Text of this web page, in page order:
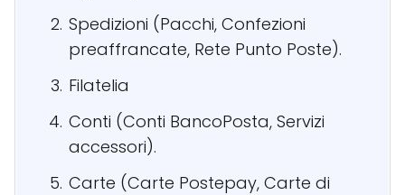
Spedizioni (Pacchi, Confezioni
preaffrancate, Rete Punto Poste).
Filatelia
Conti (Conti BancoPosta, Servizi
accessori).
Carte (Carte Postepay, Carte di